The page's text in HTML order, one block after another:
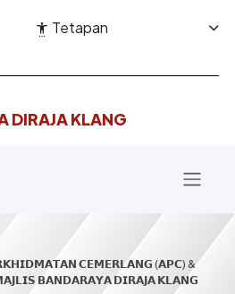
DIRAJA KLANG
Tetapan
𝗖𝗘𝗠𝗘𝗥𝗟𝗔𝗡𝗚 (𝗔𝗣𝗖) &
𝗕𝗔𝗡𝗗𝗔𝗥𝗔𝗬𝗔 𝗗𝗜𝗥𝗔𝗝𝗔 𝗞𝗟𝗔𝗡𝗚